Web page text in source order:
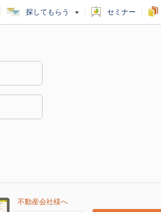
探してもらう セミナー
不動産会社様へ